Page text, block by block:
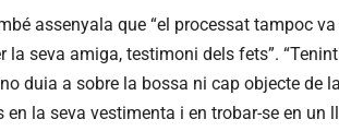
assenyala que “el processat tampoc
la seva amiga, testimoni dels fets”.
duia a sobre la bossa ni cap objecte de
en la seva vestimenta i en trobar-se en un